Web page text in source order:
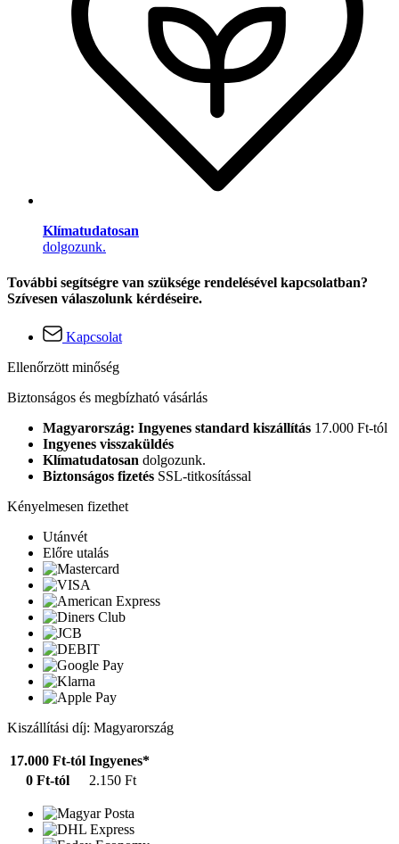
Klímatudatosan
dolgozunk.
További segítségre van szüksége rendelésével kapcsolatban?
Szívesen válaszolunk kérdéseire.
Kapcsolat
Ellenőrzött minőség
Biztonságos és megbízható vásárlás
Magyarország: Ingyenes standard kiszállítás 17.000 Ft-tól
Ingyenes visszaküldés
Klímatudatosan dolgozunk.
Biztonságos fizetés SSL-titkosítással
Kényelmesen fizethet
Utánvét
Előre utalás
Kiszállítási díj: Magyarország
17.000 Ft-tól Ingyenes*
0 Ft-tól
2.150 Ft